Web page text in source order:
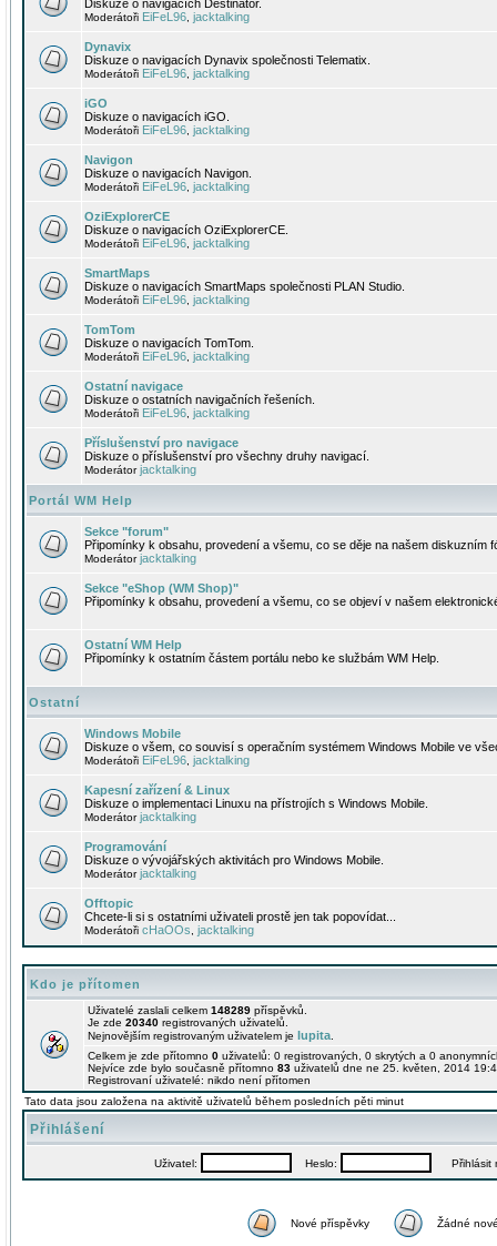
Diskuze o navigacích Destinator.
Moderátoři EiFeL96 jacktalking
Dynavix
Diskuze o navigacích Dynavix společnosti Telematix.
Moderátoři EiFeL96 jacktalking
iGO
Diskuze o navigacích iGO.
Moderátoři EiFeL96 jacktalking
Navigon
Diskuze o navigacích Navigon.
Moderátoři EiFeL96 jacktalking
OziExplorerCE
Diskuze o navigacích OziExplorerCE.
Moderátoři EiFeL96 jacktalking
SmartMaps
Diskuze o navigacích SmartMaps společnosti PLAN Studio.
Moderátoři EiFeL96 jacktalking
TomTom
Diskuze o navigacích TomTom.
Moderátoři EiFeL96 jacktalking
Ostatní navigace
Diskuze o ostatních navigačních řešeních.
Moderátoři EiFeL96 jacktalking
Příslušenství pro navigace
Diskuze o příslušenství pro všechny druhy navigací.
Moderátorjacktalking
Portál WM Help
Sekce "forum"
Připomínky k obsahu, provedení a všemu, co se děje na našem diskuzním
Moderátorjacktalking
Sekce "eShop (WM Shop)"
Připomínky k obsahu, provedení a všemu, co se objeví v našem
Ostatní WM Help
Připomínky k ostatním částem portálu nebo ke službám WM Help.
Ostatní
Windows Mobile
Diskuze o všem, co souvisí s operačním systémem Windows Mobile ve
Moderátoři EiFeL96 jacktalking
Kapesní zařízení & Linux
Diskuze o implementaci Linuxu na přístrojích s Windows Mobile.
Moderátorjacktalking
Programování
Diskuze o vývojářských aktivitách pro Windows Mobile.
Moderátorjacktalking
Offtopic
Chcete-li si s ostatními uživateli prostě jen tak popovídat...
Moderátoři cHaOOs jacktalking
Kdo je přítomen
Uživatelé zaslali celkem 148289 příspěvků.
Je zde 20340 registrovaných uživatelů.
Nejnovějším registrovaným uživatelem je lupita
Celkem je zde přítomno 0 uživatelů: 0 registrovaných, 0 skrytých a 0
Nejvíce zde bylo současně přítomno 83 uživatelů dne ne 25. květen, 2014
Registrovaní uživatelé: nikdo není přítomen
Tato data jsou založena na aktivitě uživatelů během posledních pěti minut
Přihlášení
Uživatel: Heslo: Přihlásit
Nové příspěvky Žádné